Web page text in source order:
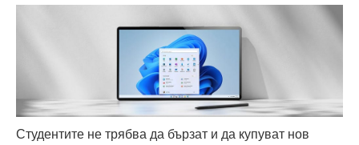
Студентите не трябва да бързат и да купуват нов